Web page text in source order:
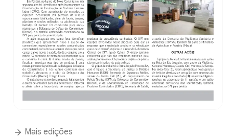
Mais edições